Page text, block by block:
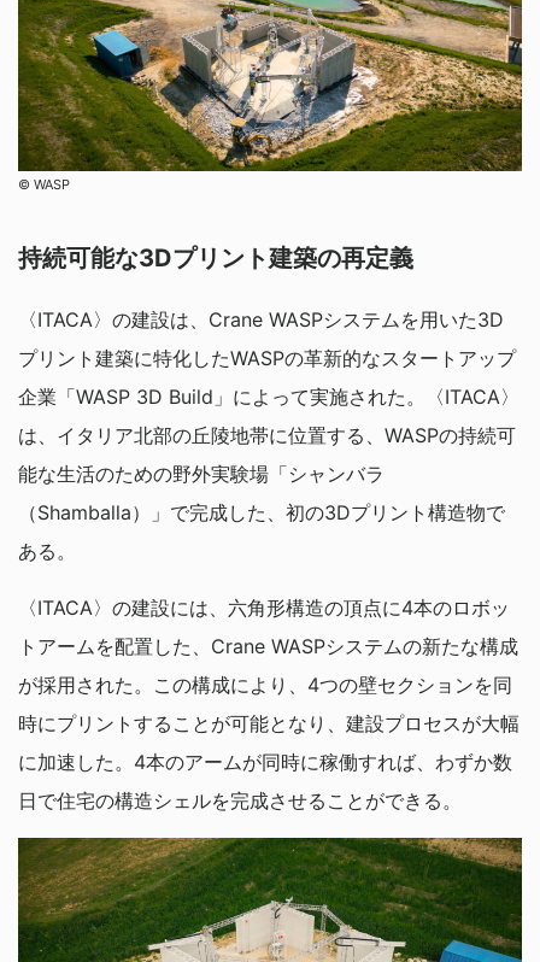
©︎ WASP
持続可能な3Dプリント建築の再定義
〈ITACA〉の建設は、Crane WASPシステムを用いた3D
プリント建築に特化したWASPの革新的なスタートアップ
企業「WASP 3D Build」によって実施された。〈ITACA〉
は、イタリア北部の丘陵地帯に位置する、WASPの持続可
能な生活のための野外実験場「シャンバラ
（Shamballa）」で完成した、初の3Dプリント構造物で
ある。
〈ITACA〉の建設には、六角形構造の頂点に4本のロボッ
トアームを配置した、Crane WASPシステムの新たな構成
が採用された。この構成により、4つの壁セクションを同
時にプリントすることが可能となり、建設プロセスが大幅
に加速した。4本のアームが同時に稼働すれば、わずか数
日で住宅の構造シェルを完成させることができる。